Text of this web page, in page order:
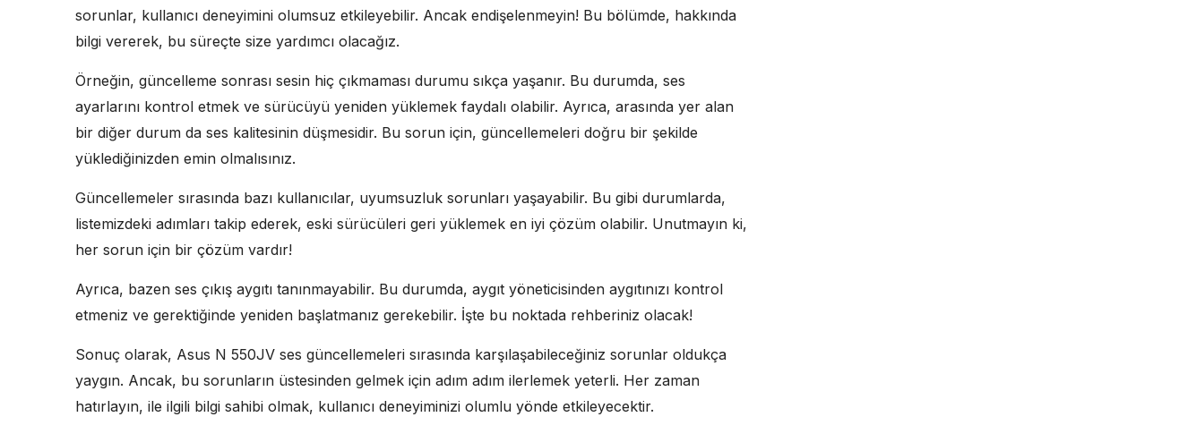
sorunlar, kullanıcı deneyimini olumsuz etkileyebilir. Ancak endişelenmeyin! Bu bölümde, hakkında
bilgi vererek, bu süreçte size yardımcı olacağız.
Örneğin, güncelleme sonrası sesin hiç çıkmaması durumu sıkça yaşanır. Bu durumda, ses
ayarlarını kontrol etmek ve sürücüyü yeniden yüklemek faydalı olabilir. Ayrıca, arasında yer alan
bir diğer durum da ses kalitesinin düşmesidir. Bu sorun için, güncellemeleri doğru bir şekilde
yüklediğinizden emin olmalısınız.
Güncellemeler sırasında bazı kullanıcılar, uyumsuzluk sorunları yaşayabilir. Bu gibi durumlarda,
listemizdeki adımları takip ederek, eski sürücüleri geri yüklemek en iyi çözüm olabilir. Unutmayın ki,
her sorun için bir çözüm vardır!
Ayrıca, bazen ses çıkış aygıtı tanınmayabilir. Bu durumda, aygıt yöneticisinden aygıtınızı kontrol
etmeniz ve gerektiğinde yeniden başlatmanız gerekebilir. İşte bu noktada rehberiniz olacak!
Sonuç olarak, Asus N 550JV ses güncellemeleri sırasında karşılaşabileceğiniz sorunlar oldukça
yaygın. Ancak, bu sorunların üstesinden gelmek için adım adım ilerlemek yeterli. Her zaman
hatırlayın, ile ilgili bilgi sahibi olmak, kullanıcı deneyiminizi olumlu yönde etkileyecektir.